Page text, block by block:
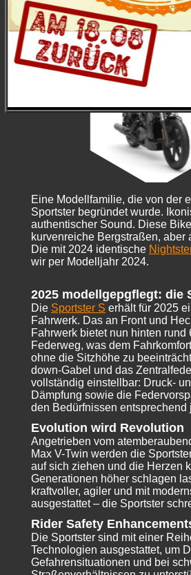
Eine Modellfamilie, die von der
Sportster begründet wurde.
authentischer Sound. Diese
kurvenreiche Bergstraßen, aber
Die mit 2024 identische
wir per Modelljahr 2024.
2025 modellgepgflegt: die
Die Sportster S erhält für 2025
Fahrwerk. Das an Front und
Fahrwerk bietet nun hinten rund
Federweg, was dem
ohne die Sitzhöhe zu
down-Gabel und das
vollständig einstellbar: Druck-
Dämpfung sowie die
den Bedürfnissen entsprechend
Evolution wird Revolution
Angetrieben vom
Max V-Twin werden die
auf sich ziehen und die Herzen
Generationen höher schlagen
kraftvoller, agiler und mit
ausgestattet – die Sportster
Rider Safety
Die Sportster sind mit einer
Technologien ausgestattet, um
Gefahrensituationen und bei